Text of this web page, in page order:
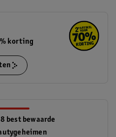
korting
8 best bewaarde